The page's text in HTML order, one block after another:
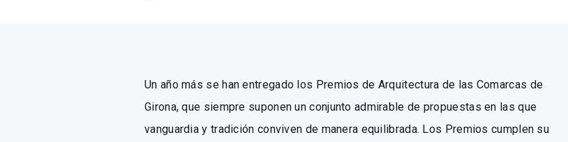
Un año más se han entregado los Premios de Arquitectura de las Comarcas de
Girona, que siempre suponen un conjunto admirable de propuestas en las que
vanguardia y tradición conviven de manera equilibrada. Los Premios cumplen su